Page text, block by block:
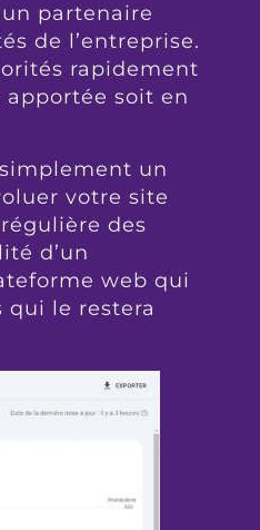
partenaire
de l’entreprise.
rapidement
soit en
un
votre site
des
d’un
web qui
qui le restera